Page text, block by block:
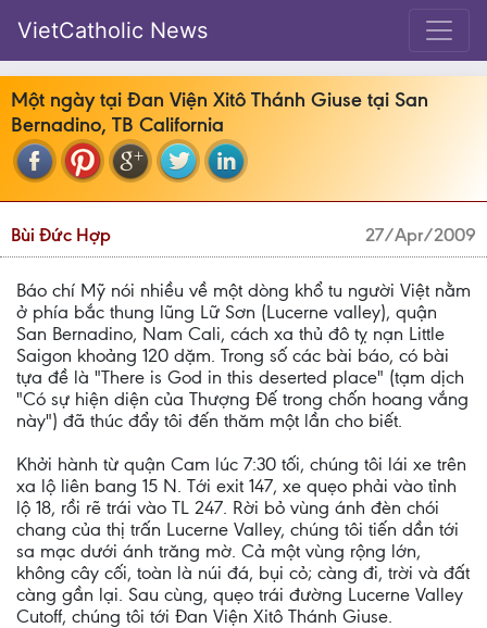
VietCatholic News
Một ngày tại Đan Viện Xitô Thánh Giuse tại San
Bernadino, TB California
Bùi Đức Hợp 27/Apr/2009
Báo chí Mỹ nói nhiều về một dòng khổ tu người Việt nằm
ở phía bắc thung lũng Lữ Sơn (Lucerne valley), quận
San Bernadino, Nam Cali, cách xa thủ đô tỵ nạn Little
Saigon khoảng 120 dặm. Trong số các bài báo, có bài
tựa đề là "There is God in this deserted place" (tạm dịch
"Có sự hiện diện của Thượng Đế trong chốn hoang vắng
này") đã thúc đẩy tôi đến thăm một lần cho biết.
Khởi hành từ quận Cam lúc 7:30 tối, chúng tôi lái xe trên
xa lộ liên bang 15 N. Tới exit 147, xe quẹo phải vào tỉnh
lộ 18, rồi rẽ trái vào TL 247. Rời bỏ vùng ánh đèn chói
chang của thị trấn Lucerne Valley, chúng tôi tiến dần tới
sa mạc dưới ánh trăng mờ. Cả một vùng rộng lớn,
không cây cối, toàn là núi đá, bụi cỏ; càng đi, trời và đất
càng gần lại. Sau cùng, quẹo trái đường Lucerne Valley
Cutoff, chúng tôi tới Đan Viện Xitô Thánh Giuse.